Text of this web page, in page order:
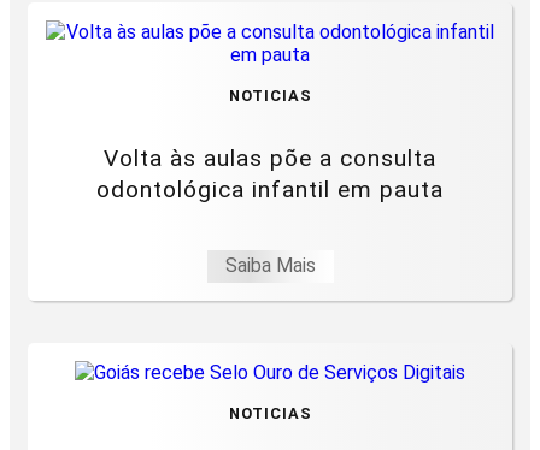
NOTICIAS
Volta às aulas põe a consulta
odontológica infantil em pauta
Saiba Mais
NOTICIAS